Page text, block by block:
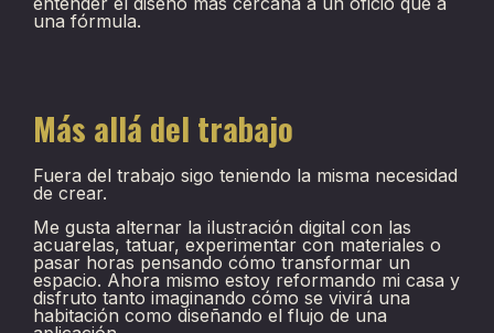
una fórmula.
Más allá del trabajo
Fuera del trabajo sigo teniendo la misma necesidad
de crear.
Me gusta alternar la ilustración digital con las
acuarelas, tatuar, experimentar con materiales o
pasar horas pensando cómo transformar un
espacio. Ahora mismo estoy reformando mi casa y
disfruto tanto imaginando cómo se vivirá una
habitación como diseñando el flujo de una